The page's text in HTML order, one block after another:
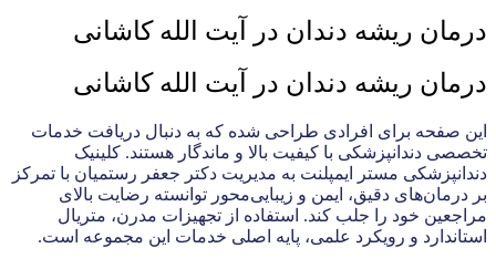
درمان ریشه دندان در آیت الله کاشانی
درمان ریشه دندان در آیت الله کاشانی
این صفحه برای افرادی طراحی شده که به دنبال دریافت خدمات
تخصصی دندانپزشکی با کیفیت بالا و ماندگار هستند. کلینیک
دندانپزشکی مستر ایمپلنت به مدیریت دکتر جعفر رستمیان با تمرکز
بر درمان‌های دقیق، ایمن و زیبایی‌محور توانسته رضایت بالای
مراجعین خود را جلب کند. استفاده از تجهیزات مدرن، متریال
استاندارد و رویکرد علمی، پایه اصلی خدمات این مجموعه است.